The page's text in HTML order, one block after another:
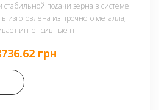
стабильной подачи зерна в системе
изготовлена ​​из прочного металла,
интенсивные н
грн